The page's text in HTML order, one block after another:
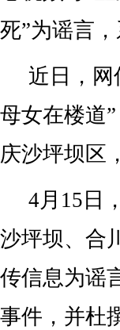
死”为谣言
近日，网
母女在楼道
庆沙坪坝区
4月15日
沙坪坝、合
传信息为谣
事件，并杜